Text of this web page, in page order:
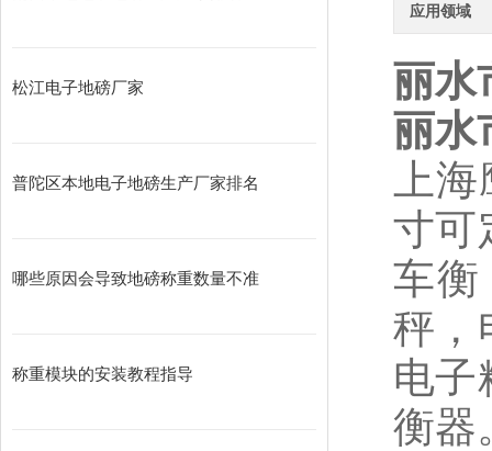
松江电子地磅厂家
普陀区本地电子地磅生产厂家排名
哪些原因会导致地磅称重数量不准
称重模块的安装教程指导
应用领域
丽水
丽水
上
寸可
车衡
秤，
电子
衡器